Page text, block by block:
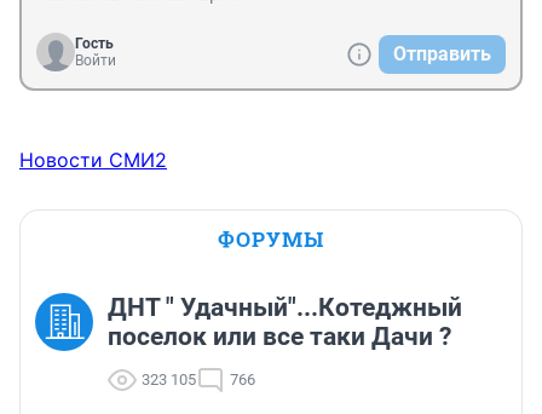
Гость
Войти
Отправить
Новости СМИ2
ФОРУМЫ
ДНТ " Удачный"...Котеджный
поселок или все таки Дачи ?
323 105 766